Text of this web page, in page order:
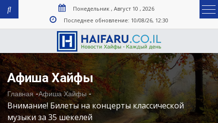
Понедельник , Август 10 , 2026
Последнее обновление: 10/08/26, 12:30
Афиша Хайфы
Главная-Афиша Хайфы-
Внимание! Билеты на концерты классической
музыки за 35 шекелей